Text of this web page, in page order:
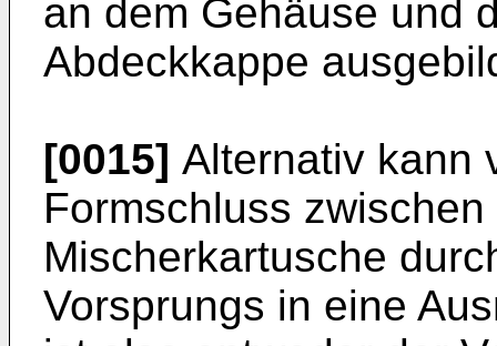
an dem Gehäuse und
Abdeckkappe
[0015] Alternativ kann
Formschluss
Mischerkartusche
Vorsprungs in eine